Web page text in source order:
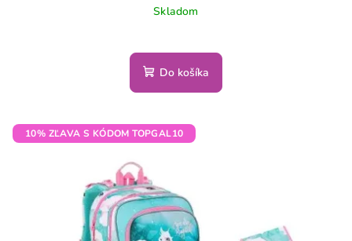
Skladom
Do košíka
10% ZĽAVA S KÓDOM TOPGAL10